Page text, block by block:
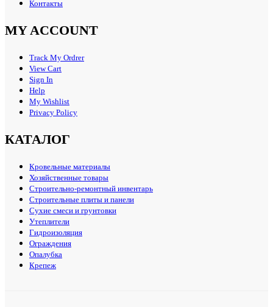
Контакты
MY ACCOUNT
Track My Ordrer
View Cart
Sign In
Help
My Wishlist
Privacy Policy
КАТАЛОГ
Кровельные материалы
Хозяйственные товары
Строительно-ремонтный инвентарь
Строительные плиты и панели
Сухие смеси и грунтовки
Утеплители
Гидроизоляция
Ограждения
Опалубка
Крепеж